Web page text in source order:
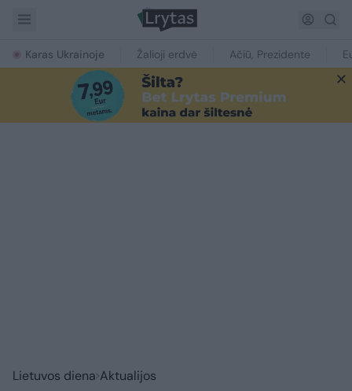
Karas Ukrainoje Žalioji erdvė Ačiū, Prezidente
Lietuvos diena Aktualijos